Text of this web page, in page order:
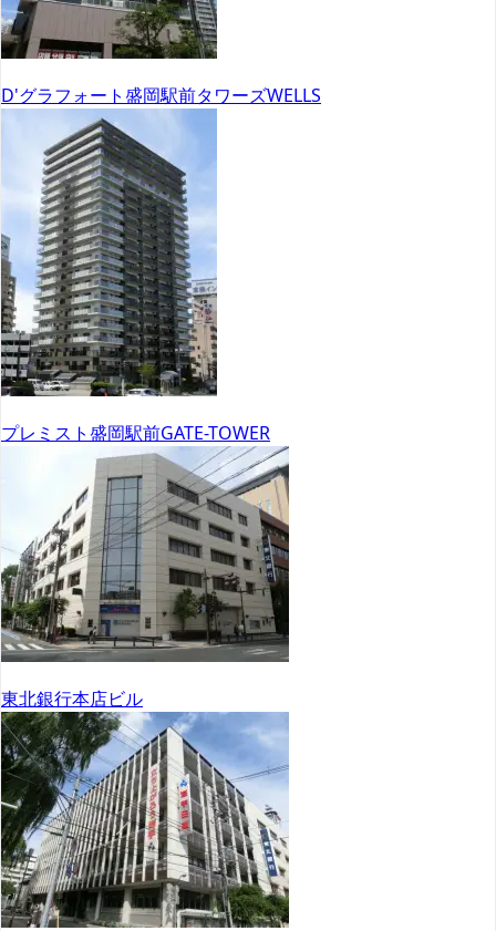
D'グラフォート盛岡駅前タワーズWELLS
プレミスト盛岡駅前GATE-TOWER
東北銀行本店ビル